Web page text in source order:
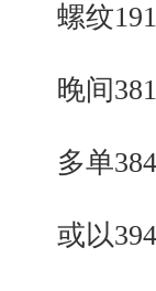
螺纹
晚间
多单
或以